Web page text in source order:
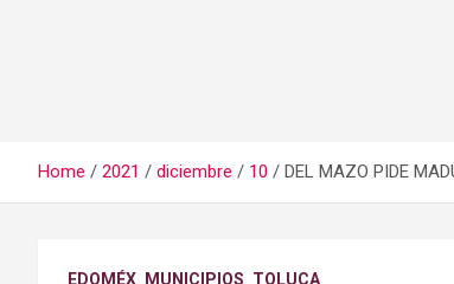
Home 2021 diciembre 10 DEL MAZO PIDE
EDOMÉX MUNICIPIOS TOLUCA